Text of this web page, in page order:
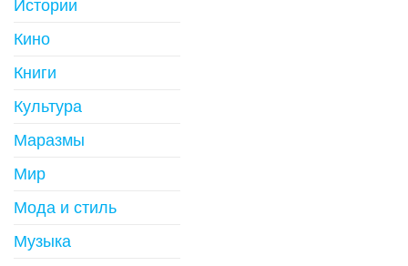
Истории
Кино
Книги
Культура
Маразмы
Мир
Мода и стиль
Музыка